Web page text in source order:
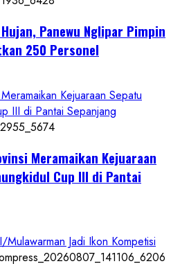
Panewu Nglipar Pimpin
250 Personel
Kejuaraan Sepatu
III di Pantai Sepanjang
Meramaikan Kejuaraan
Cup III di Pantai
Jadi Ikon Kompetisi